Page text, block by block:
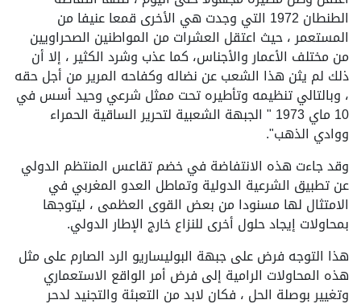
الطنطان 1972 التي وجدت هي الأخرى قمعا عنيفا من
المستعمر ، حيث اعتقل العشرات من المواطنين الصحراويين
من مختلف الأعمار والأجناس، كما عذب وشرد الكثير ، إلا أن
ذلك لم يثن هذا الشعب عن نضاله وكفاحه المرير من أجل حقه
، وبالتالي تنظيمه وتأطيره تحت ممثل شرعي وحيد أسس في
10 ماي 1973 " الجبهة الشعبية لتحرير الساقية الحمراء
ووادي الذهب".
وقد جاءت هذه الانتفاضة في خضم تقاعس المنتظم الدولي
عن تطبيق الشرعية الدولية وتماطل العدو المغربي في
الامتثال لها مسنودا من بعض القوى العظمى ، ليتوجها
بمحاولات إيجاد حلول أخرى للنزاع خارج الإطار الدولي.
هذا التوجه فرض على جبهة البوليساريو الرد الصارم على مثل
هذه المحاولات الرامية إلى فرض أمر الواقع الاستعماري
وتغيير بوصلة الحل ، فكان لابد من التعبئة والتجنيد لدحر